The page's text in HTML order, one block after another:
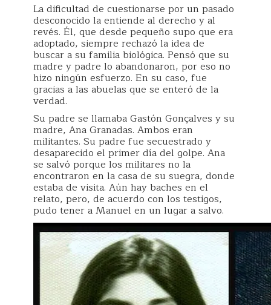
La dificultad de cuestionarse por un pasado
desconocido la entiende al derecho y al
revés. Él, que desde pequeño supo que era
adoptado, siempre rechazó la idea de
buscar a su familia biológica. Pensó que su
madre y padre lo abandonaron, por eso no
hizo ningún esfuerzo. En su caso, fue
gracias a las abuelas que se enteró de la
verdad.
Su padre se llamaba Gastón Gonçalves y su
madre, Ana Granadas. Ambos eran
militantes. Su padre fue secuestrado y
desaparecido el primer día del golpe. Ana
se salvó porque los militares no la
encontraron en la casa de su suegra, donde
estaba de visita. Aún hay baches en el
relato, pero, de acuerdo con los testigos,
pudo tener a Manuel en un lugar a salvo.